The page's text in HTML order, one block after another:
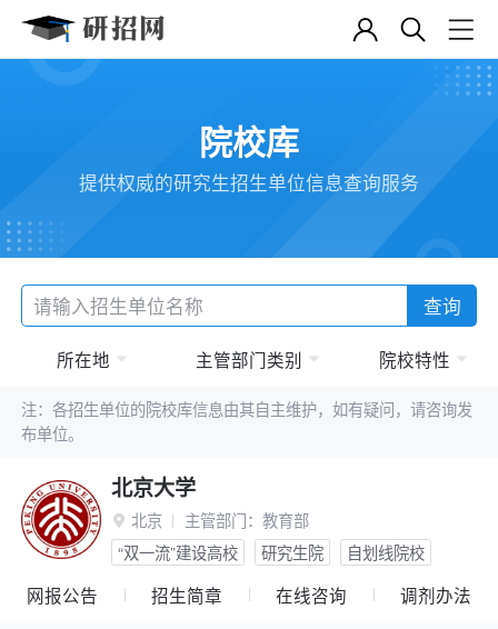
院校库
提供权威的研究生招生单位信息查询服务
查询
所在地 主管部门类别 院校特性
注：各招生单位的院校库信息由其自主维护，如有疑问，请咨询发
布单位。
北京大学
 北京 主管部门： 教育部
“双一流”建设高校
研究生院 自划线院校
网报公告 招生简章 在线咨询 调剂办法